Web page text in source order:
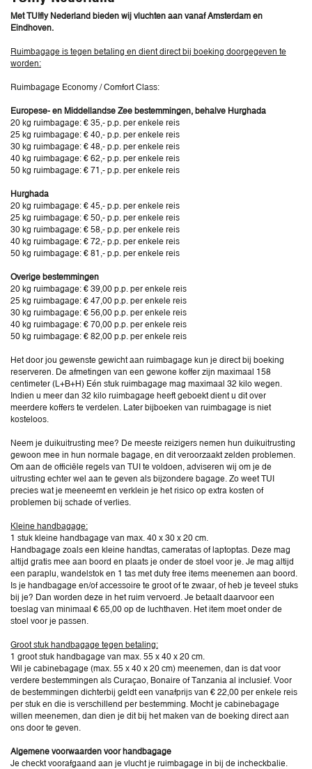
Met TUIfly Nederland bieden wij vluchten aan vanaf Amsterdam en
Eindhoven.
Ruimbagage is tegen betaling en dient direct bij boeking doorgegeven te
worden:
Ruimbagage Economy / Comfort Class:
Europese- en Middellandse Zee bestemmingen, behalve Hurghada
20 kg ruimbagage: € 35,- p.p. per enkele reis
25 kg ruimbagage: € 40,- p.p. per enkele reis
30 kg ruimbagage: € 48,- p.p. per enkele reis
40 kg ruimbagage: € 62,- p.p. per enkele reis
50 kg ruimbagage: € 71,- p.p. per enkele reis
Hurghada
20 kg ruimbagage: € 45,- p.p. per enkele reis
25 kg ruimbagage: € 50,- p.p. per enkele reis
30 kg ruimbagage: € 58,- p.p. per enkele reis
40 kg ruimbagage: € 72,- p.p. per enkele reis
50 kg ruimbagage: € 81,- p.p. per enkele reis
Overige bestemmingen
20 kg ruimbagage: € 39,00 p.p. per enkele reis
25 kg ruimbagage: € 47,00 p.p. per enkele reis
30 kg ruimbagage: € 56,00 p.p. per enkele reis
40 kg ruimbagage: € 70,00 p.p. per enkele reis
50 kg ruimbagage: € 82,00 p.p. per enkele reis
Het door jou gewenste gewicht aan ruimbagage kun je direct bij boeking
reserveren. De afmetingen van een gewone koffer zijn maximaal 158
centimeter (L+B+H) Eén stuk ruimbagage mag maximaal 32 kilo wegen.
Indien u meer dan 32 kilo ruimbagage heeft geboekt dient u dit over
meerdere koffers te verdelen. Later bijboeken van ruimbagage is niet
kosteloos.
Neem je duikuitrusting mee? De meeste reizigers nemen hun duikuitrusting
gewoon mee in hun normale bagage, en dit veroorzaakt zelden problemen.
Om aan de officiële regels van TUI te voldoen, adviseren wij om je de
uitrusting echter wel aan te geven als bijzondere bagage. Zo weet TUI
precies wat je meeneemt en verklein je het risico op extra kosten of
problemen bij schade of verlies.
Kleine handbagage:
1 stuk kleine handbagage van max. 40 x 30 x 20 cm.
Handbagage zoals een kleine handtas, cameratas of laptoptas. Deze mag
altijd gratis mee aan boord en plaats je onder de stoel voor je. Je mag altijd
een paraplu, wandelstok en 1 tas met duty free items meenemen aan boord.
Is je handbagage en/of accessoire te groot of te zwaar, of heb je teveel stuks
bij je? Dan worden deze in het ruim vervoerd. Je betaalt daarvoor een
toeslag van minimaal € 65,00 op de luchthaven. Het item moet onder de
stoel voor je passen.
Groot stuk handbagage tegen betaling:
1 groot stuk handbagage van max. 55 x 40 x 20 cm.
Wil je cabinebagage (max. 55 x 40 x 20 cm) meenemen, dan is dat voor
verdere bestemmingen als Curaçao, Bonaire of Tanzania al inclusief. Voor
de bestemmingen dichterbij geldt een vanafprijs van € 22,00 per enkele reis
per stuk en die is verschillend per bestemming. Mocht je cabinebagage
willen meenemen, dan dien je dit bij het maken van de boeking direct aan
ons door te geven.
Algemene voorwaarden voor handbagage
Je checkt voorafgaand aan je vlucht je ruimbagage in bij de incheckbalie.